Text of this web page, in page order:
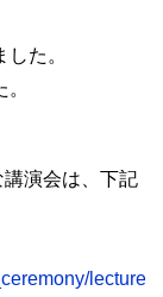
た。
演会は、下記